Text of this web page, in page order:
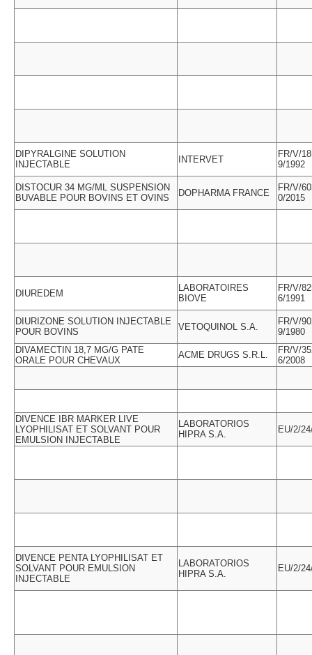
DIPYRALGINE SOLUTION
INJECTABLE
INTERVET
FR/V/
9/1992
DISTOCUR 34 MG/ML SUSPENSION
BUVABLE POUR BOVINS ET OVINS
DOPHARMA FRANCE
FR/V/
0/2015
DIUREDEM
LABORATOIRES
BIOVE
FR/V/
6/1991
DIURIZONE SOLUTION INJECTABLE
POUR BOVINS
VETOQUINOL S.A.
FR/V/
9/1980
DIVAMECTIN 18,7 MG/G PATE
ORALE POUR CHEVAUX
ACME DRUGS S.R.L.
FR/V/
6/2008
DIVENCE IBR MARKER LIVE
LYOPHILISAT ET SOLVANT POUR
EMULSION INJECTABLE
LABORATORIOS
HIPRA S.A.
EU/2/
DIVENCE PENTA LYOPHILISAT ET
SOLVANT POUR EMULSION
INJECTABLE
LABORATORIOS
HIPRA S.A.
EU/2/